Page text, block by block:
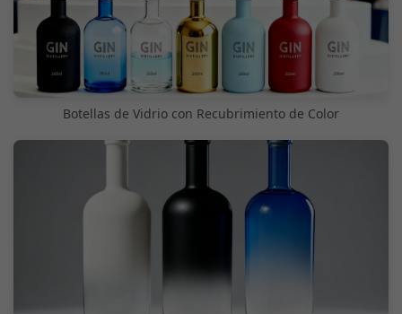
Botellas de Vidrio con Recubrimiento de Color